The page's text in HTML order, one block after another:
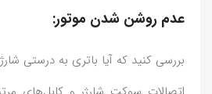
عدم روشن شدن موتور:
بررسی کنید که آیا باتری به درستی